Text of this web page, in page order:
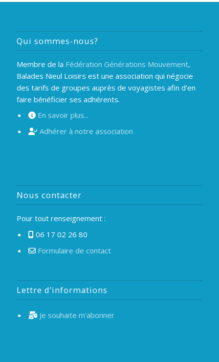
Qui sommes-nous?
Membre de la Fédération Générations Mouvement,
Balades Nieul Loisirs est une association qui négocie
des tarifs de groupes auprès de voyagistes afin d'en
faire bénéficier ses adhérents.
En savoir plus...
Adhérer à notre association
Nous contacter
Pour tout renseignement :
06 17 02 26 80
Formulaire de contact
Lettre d’informations
Je souhaite m'abonner